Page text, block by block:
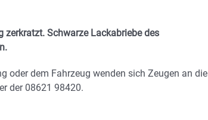
Schwarze Lackabriebe des
oder dem Fahrzeug wenden sich Zeugen an die
der 08621 98420.